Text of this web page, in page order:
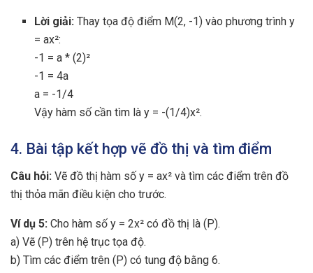
Lời giải: Thay tọa độ điểm M(2, -1) vào phương trình y
= ax²:
-1 = a * (2)²
-1 = 4a
a = -1/4
Vậy hàm số cần tìm là y = -(1/4)x².
4. Bài tập kết hợp vẽ đồ thị và tìm điểm
Câu hỏi: Vẽ đồ thị hàm số y = ax² và tìm các điểm trên đồ
thị thỏa mãn điều kiện cho trước.
Ví dụ 5: Cho hàm số y = 2x² có đồ thị là (P).
a) Vẽ (P) trên hệ trục tọa độ.
b) Tìm các điểm trên (P) có tung độ bằng 6.